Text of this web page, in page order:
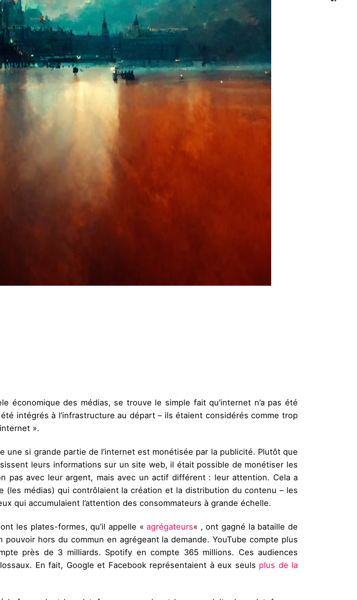
des médias, se trouve le simple fait qu’internet n’a pas été
intégrés à l’infrastructure au départ – ils étaient considérés comme trop
».
une si grande partie de l’internet est monétisée par la publicité. Plutôt que
leurs informations sur un site web, il était possible de monétiser les
pas avec leur argent, mais avec un actif différent : leur attention. Cela a
médias) qui contrôlaient la création et la distribution du contenu – les
qui accumulaient l’attention des consommateurs à grande échelle.
les plates-formes, qu’il appelle «agrégateurs« , ont gagné la bataille de
hors du commun en agrégeant la demande. YouTube compte plus
près de 3 milliards. Spotify en compte 365 millions. Ces audiences
En fait, Google et Facebook représentaient à eux seuls plus de la